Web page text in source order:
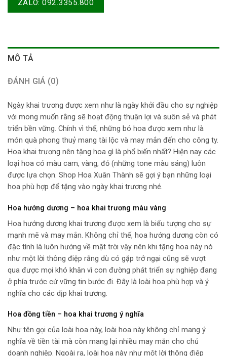
ZALO: 092.3355.800
MÔ TẢ
ĐÁNH GIÁ (0)
Ngày khai trương được xem như là ngày khởi đầu cho sự nghiệp
với mong muốn rằng sẽ hoạt động thuận lợi và suôn sẻ và phát
triển bền vững. Chính vì thế, những bó hoa được xem như là
món quà phong thuỷ mang tài lộc và may mắn đến cho công ty.
Hoa khai trương nên tặng hoa gì là phổ biến nhất? Hiện nay các
loại hoa có màu cam, vàng, đỏ (những tone màu sáng) luôn
được lựa chọn. Shop Hoa Xuân Thành sẽ gợi ý bạn những loại
hoa phù hợp để tặng vào ngày khai trương nhé.
Hoa hướng dương – hoa khai trương màu vàng
Hoa hướng dương khai trương được xem là biểu tượng cho sự
mạnh mẽ và may mắn. Không chỉ thế, hoa hướng dương còn có
đặc tính là luôn hướng về mặt trời vậy nên khi tặng hoa này nó
như một lời thông điệp rằng dù có gặp trở ngại cũng sẽ vượt
qua được mọi khó khăn vì con đường phát triển sự nghiệp đang
ở phía trước cứ vững tin bước đi. Đây là loài hoa phù hợp và ý
nghĩa cho các dịp khai trương.
Hoa đồng tiền – hoa khai trương ý nghĩa
Như tên gọi của loài hoa này, loài hoa này không chỉ mang ý
nghĩa về tiền tài mà còn mang lại nhiều may mắn cho chủ
doanh nghiệp. Ngoài ra, loài hoa này như một lời thông điệp